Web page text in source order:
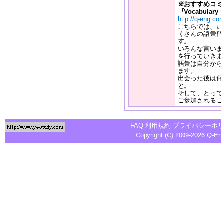
※おすすめコ
『
http://q-
こちらでは、
くさんの語彙
す。
いろんな言い
を行っていき
語彙は自分か
ます。
出会った後は
と。
そして、とっ
ご参加される
FAQ 利用規約 プライバシーポ
Copyright (C) 2009-2026 Q-